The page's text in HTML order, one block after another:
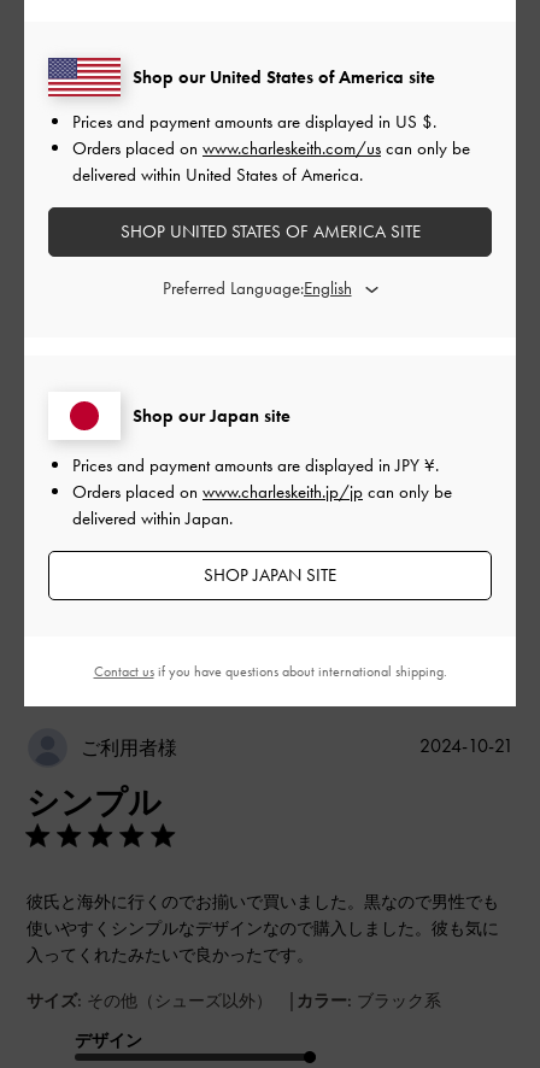
デザインがかわいくて一目惚れしました。
中もシンプルで使いやすく、旅行のときに大活躍してくれそ
と思います。
その他（シューズ以外） |カラー:
ブラウン系
品質
とても良かった
もっと見る
ご利用者様
シンプル
彼氏と海外に行くのでお揃いで買いました。黒なので男性でも
使いやすくシンプルなデザインなので購入しました。彼も気に
入ってくれたみたいで良かったです。
サイズ: その他（シューズ以外） | カラー: ブラック系
デザイン
2024-10-21
Shop our Japan site
Prices and payment amounts are displayed inJPY ¥.
Orders placed on www.charleskeith.jp/jp can only be
delivered within Japan.
SHOP JAPAN SITE
Shop our United States of America site
Prices and payment amounts are displayed in US $.
Orders placed on www.charleskeith.com/us can only be
delivered within United States of America.
SHOP UNITED STATES OF AMERICA SITE
Preferred Language:
Contact usif you have questions about international shipping.